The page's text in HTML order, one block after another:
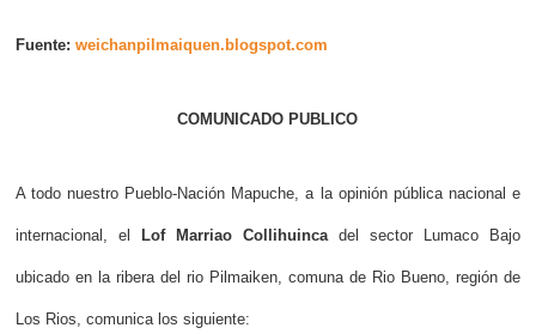
Fuente:weichanpilmaiquen.blogspot.com
COMUNICADO PUBLICO
A todo nuestro Pueblo-Nación Mapuche, a la opinión pública nacional e
internacional, el Lof Marriao Collihuincadel sector Lumaco Bajo
ubicado en la ribera del rio Pilmaiken, comuna de Rio Bueno, región de
Los Rios, comunica los siguiente: